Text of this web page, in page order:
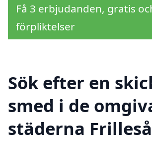
Få 3 erbjudanden, gratis
förpliktelser
Sök efter en
smed i de
städerna